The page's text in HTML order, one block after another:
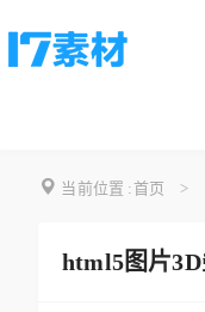
当前位置 :首页 >
html5图片